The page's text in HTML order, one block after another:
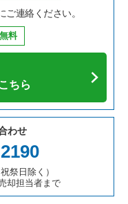
案件一覧
覧
案件一覧
物件の案件一覧
一覧
一覧
一覧
一覧
案件一覧
の案件一覧
一覧
の案件一覧
件の案件一覧
件一覧
の案件一覧
覧
却物件の案件一覧
案件一覧
一覧
の案件一覧
の案件一覧
売却物件の案件一覧
居抜き売却物件の案件
一覧
抜き売却物件の案件一
ご連絡ください。
料
ちら
わせ
祭日除く）
却担当者まで